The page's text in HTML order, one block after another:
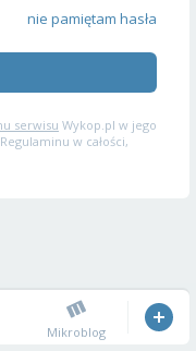
nie pamiętam hasła
serwisu Wykop.pl w jego
w całości,
Mikroblog